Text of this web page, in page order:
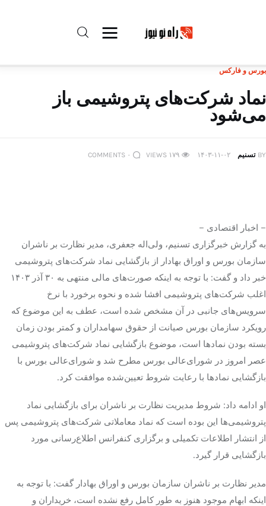
راه نو نیوز
درباره راه‌ نو نیوز
تبلیغات راه نو نیوز
آوین دیلی
تک کده
پایگاه خبری آبان
خرید موتور ایمپلنت
بورس و فارکس
نماد شرکت‌های پتروشیمی باز
می‌شود
BY تسنیم ۱۴۰۳-۱۱-۰۲ ۱۷۹ VIEWS ۰ COMMENTS
– اخبار اقتصادی –
به گزارش خبرگزاری تسنیم، ولی‌اله جعفری، مدیر نظارت بر ناشران
سازمان بورس و اوراق بهادار از بازگشایی نماد شرکت‌های پتروشیمی
خبر داد و گفت: با توجه به اینکه صورت‌های مالی منتهی به ۳۰ آذر ۱۴۰۳
اغلب شرکت‌های پتروشیمی افشا شده و نحوه برخورد با نرخ
سرویس‌های جانبی در آن مشخص شده است، عطف به این موضوع که
رویکرد سازمان بورس صیانت از حقوق سهامداران و کمتر بودن زمان
بسته بودن نمادها است، موضوع بازگشایی نماد شرکت‌های پتروشیمی
عصر امروز در شورای‌عالی بورس مطرح شد و شورای‌عالی بورس با
بازگشایی نمادها با رعایت شروط تعیین‌شده موافقت کرد.
او ادامه داد: شروط مدیریت نظارت بر ناشران برای بازگشایی نماد
پتروشیمی‌ها این بوده است که نماد معاملاتی شرکت‌های پتروشیمی پس
از انتشار اطلاعات تکمیلی و برگزاری کنفرانس اطلاع‌رسانی مورد
بازگشایی قرار گیرد.
مدیر نظارت بر ناشران سازمان بورس و اوراق بهادار گفت: با توجه به
اینکه ابهام موجود هنوز به طور کامل رفع نشده است، خریداران و